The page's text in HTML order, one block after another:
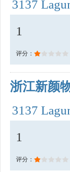
3137
1
评分：
浙江新颜
3137
1
评分：